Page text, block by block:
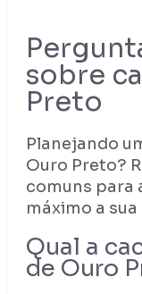
sobre
Preto
Planejando
Ouro Preto?
comuns para
máximo a
Qual a
de Ouro